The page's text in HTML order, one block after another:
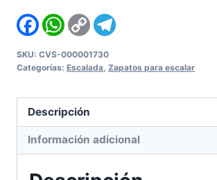
FacebookWhatsApp
Copy
Link
SKU: CVS-000001730
Categorías: Escalada, Zapatos para escalar
Descripción
Información adicional